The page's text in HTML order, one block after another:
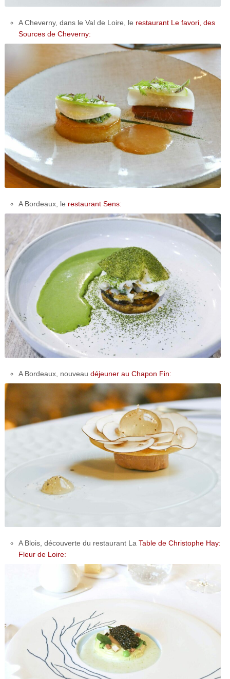
A Cheverny, dans le Val de Loire, le restaurant Le favori, des
Sources de Cheverny:
A Bordeaux, le restaurant Sens:
A Bordeaux, nouveau déjeuner au Chapon Fin:
A Blois, découverte du restaurant La Table de Christophe Hay:
Fleur de Loire: